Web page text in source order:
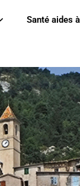
Santé aides